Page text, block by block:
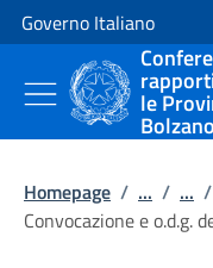
Vai al contenuto
Vai alla navigazione del sito
Governo Italiano
le
Bolzano
Homepage / ... / ... /
Convocazione e o.d.g.